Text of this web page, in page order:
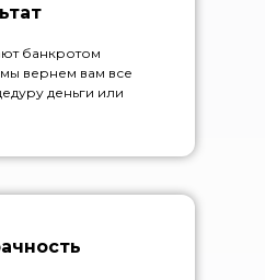
банкротом
вернем вам все
деньги или